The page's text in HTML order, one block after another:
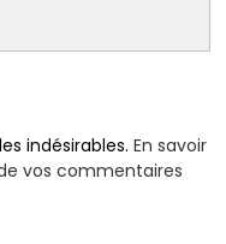
indésirables.En savoir
vos commentaires